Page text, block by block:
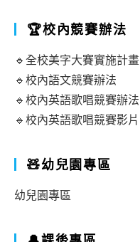
🏆校內競賽辦法
🔹全校美字大賽實施計畫
🔹校內語文競賽辦法
🔹校內英語歌唱競賽辦法
🔹校內英語歌唱競賽影片
🧸幼兒園專區
幼兒園專區